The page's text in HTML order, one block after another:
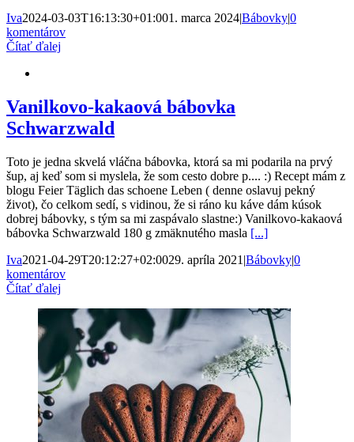
Iva2024-03-03T16:13:30+01:001. marca 2024|Bábovky|0
komentárov
Čítať ďalej
Vanilkovo-kakaová bábovka
Schwarzwald
Toto je jedna skvelá vláčna bábovka, ktorá sa mi podarila na prvý
šup, aj keď som si myslela, že som cesto dobre p.... :) Recept mám z
blogu Feier Täglich das schoene Leben ( denne oslavuj pekný
život), čo celkom sedí, s vidinou, že si ráno ku káve dám kúsok
dobrej bábovky, s tým sa mi zaspávalo slastne:) Vanilkovo-kakaová
bábovka Schwarzwald 180 g zmäknutého masla [...]
Iva2021-04-29T20:12:27+02:0029. apríla 2021 |Bábovky|0
komentárov
Čítať ďalej